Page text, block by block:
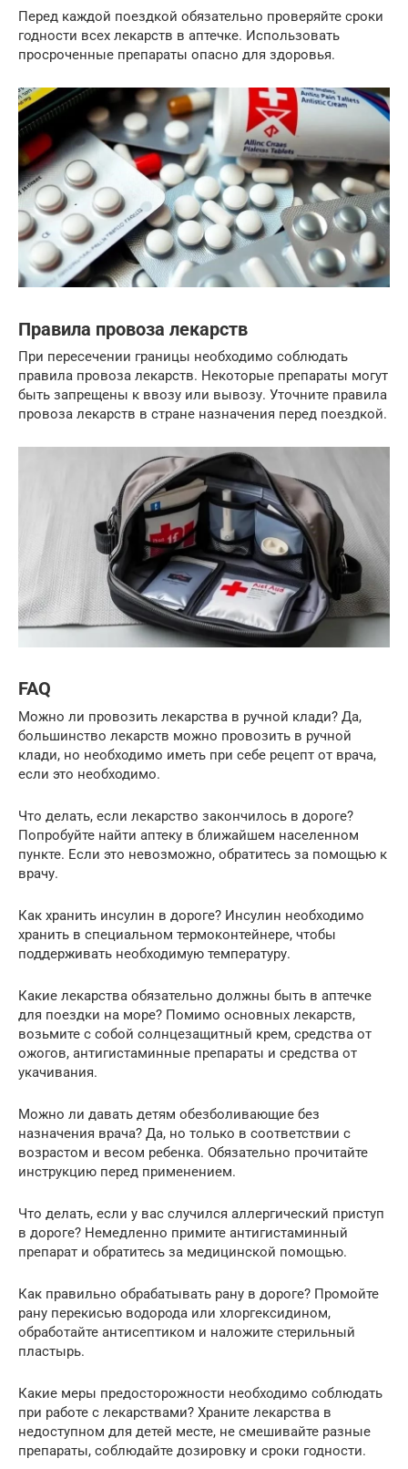
Перед каждой поездкой обязательно проверяйте сроки
годности всех лекарств в аптечке. Использовать
просроченные препараты опасно для здоровья.
Правила провоза лекарств
При пересечении границы необходимо соблюдать
правила провоза лекарств. Некоторые препараты могут
быть запрещены к ввозу или вывозу. Уточните правила
провоза лекарств в стране назначения перед поездкой.
FAQ
Можно ли провозить лекарства в ручной клади? Да,
большинство лекарств можно провозить в ручной
клади, но необходимо иметь при себе рецепт от врача,
если это необходимо.
Что делать, если лекарство закончилось в дороге?
Попробуйте найти аптеку в ближайшем населенном
пункте. Если это невозможно, обратитесь за помощью к
врачу.
Как хранить инсулин в дороге? Инсулин необходимо
хранить в специальном термоконтейнере, чтобы
поддерживать необходимую температуру.
Какие лекарства обязательно должны быть в аптечке
для поездки на море? Помимо основных лекарств,
возьмите с собой солнцезащитный крем, средства от
ожогов, антигистаминные препараты и средства от
укачивания.
Можно ли давать детям обезболивающие без
назначения врача? Да, но только в соответствии с
возрастом и весом ребенка. Обязательно прочитайте
инструкцию перед применением.
Что делать, если у вас случился аллергический приступ
в дороге? Немедленно примите антигистаминный
препарат и обратитесь за медицинской помощью.
Как правильно обрабатывать рану в дороге? Промойте
рану перекисью водорода или хлоргексидином,
обработайте антисептиком и наложите стерильный
пластырь.
Какие меры предосторожности необходимо соблюдать
при работе с лекарствами? Храните лекарства в
недоступном для детей месте, не смешивайте разные
препараты, соблюдайте дозировку и сроки годности.